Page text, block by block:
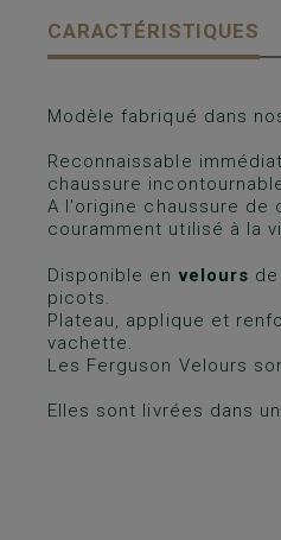
CARACTÉRISTIQUES
Modèle fabriqué dans
Reconnaissable
chaussure
A l'origine chaussure de
couramment utilisé à la
Disponible en velours
picots.
Plateau, applique et
vachette.
Les Ferguson Velours
Elles sont livrées dans